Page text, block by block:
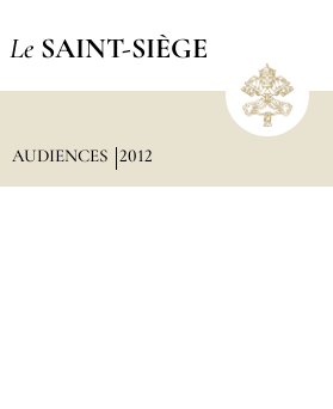
Le SAINT-SIÈGE
AUDIENCES 2012